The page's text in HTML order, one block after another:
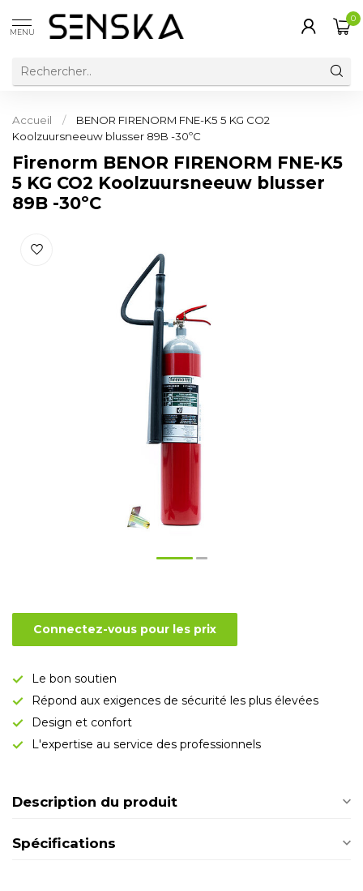
MENU
0
Accueil /
BENOR FIRENORM FNE-K5 5 KG CO2
Koolzuursneeuw blusser 89B -30ºC
Firenorm BENOR FIRENORM FNE-K5
5 KG CO2 Koolzuursneeuw blusser
89B -30ºC
Connectez-vous pour les prix
Le bon soutien
Répond aux exigences de sécurité les plus élevées
Design et confort
L'expertise au service des professionnels
Description du produit
Spécifications